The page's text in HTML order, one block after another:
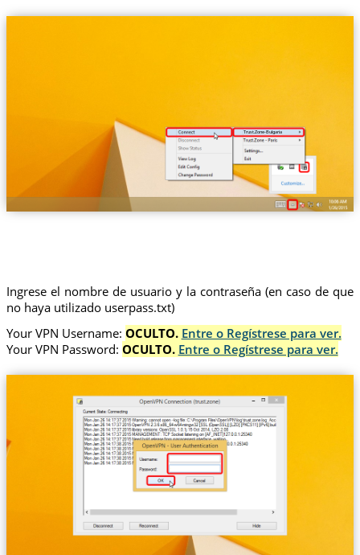
Trust.Zone-Bulgaria
Ingrese el nombre de usuario y la contraseña (en caso de que
no haya utilizado userpass.txt)
Your VPN Username: OCULTO. Entre o Regístrese para ver.
Your VPN Password: OCULTO. Entre o Regístrese para ver.